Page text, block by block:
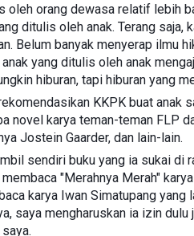
oleh orang dewasa relatif lebih
ditulis oleh anak. Terang saja,
Belum banyak menyerap ilmu
yang ditulis oleh anak
hiburan, tapi hiburan yang
KKPK buat anak
novel karya teman-teman FLP
Jostein Gaarder, dan lain-lain.
sendiri buku yang ia sukai di
"Merahnya Merah"
karya Iwan Simatupang yang
saya mengharuskan ia izin